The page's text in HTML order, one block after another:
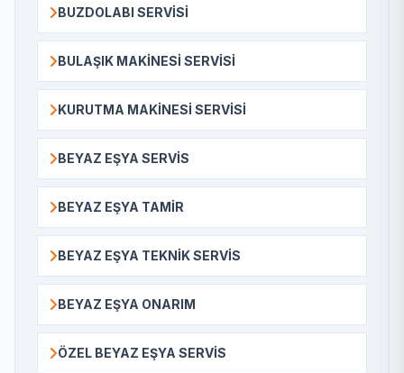
BUZDOLABI SERVISI
BULAŞIK MAKINESI SERVISI
KURUTMA MAKINESI SERVISI
BEYAZ EŞYA SERVIS
BEYAZ EŞYA TAMIR
BEYAZ EŞYA TEKNIK SERVIS
BEYAZ EŞYA ONARIM
ÖZEL BEYAZ EŞYA SERVIS